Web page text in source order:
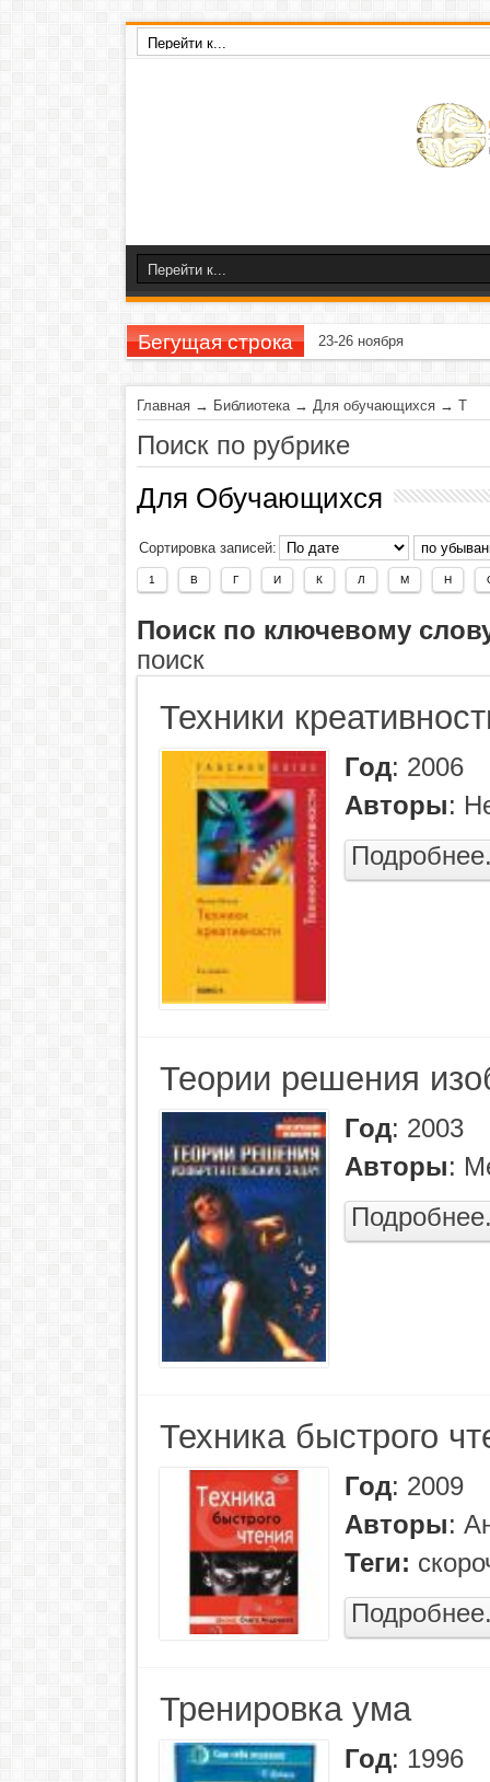
Бегущая строка 23-26 ноября 2020 г
Главная → Библиотека→ Для обучающихся → Т
Поиск по рубрике
Для Обучающихся
Сортировка записей:
1 В Г И К Л М Н
Поиск по ключевому
поиск
Техники
Год: 2006
Авторы:
Теории решения
Год: 2003
Авторы:
Техника быстрого
Год: 2009
Авторы:
Теги:
Тренировка ума
Год: 1996